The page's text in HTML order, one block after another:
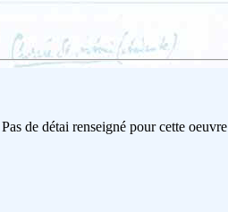
Pas de détai renseigné pour cette oeuvre